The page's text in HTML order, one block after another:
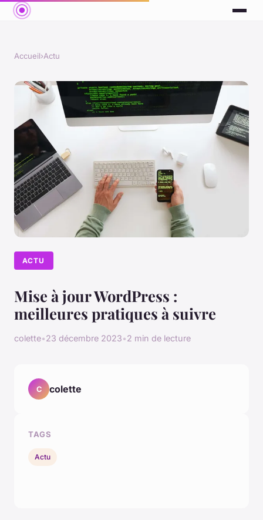
Accueil›Actu
ACTU
Mise à jour WordPress :
meilleures pratiques à suivre
colette•23 décembre 2023•2 min de lecture
C colette
TAGS
Actu